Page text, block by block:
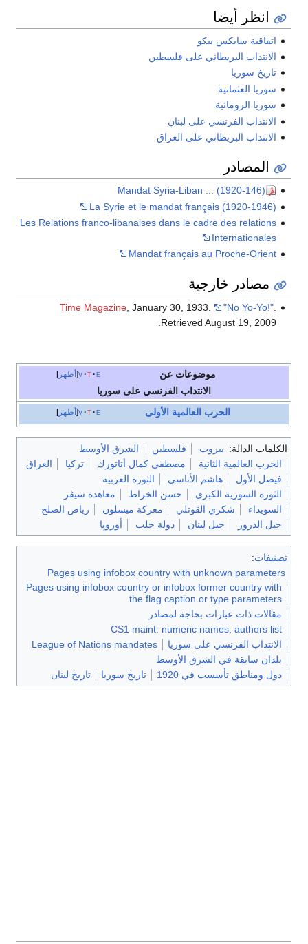
انظر أيضا
اتفاقية سايكس بيكو
الانتداب البريطاني على فلسطين
تاريخ سوريا
سوريا العثمانية
سوريا الرومانية
الانتداب الفرنسي على لبنان
الانتداب البريطاني على العراق
المصادر
Mandat Syria-Liban ... (1920-146)
La Syrie et le mandat français (1920-1946)
Les Relations franco-libanaises dans le cadre des relations
Internationales
Mandat français au Proche-Orient
مصادر خارجية
Time Magazine, January 30, 1933. "No Yo-Yo!".
Retrieved August 19, 2009
أظهر v t e
موضوعات عن
الانتداب الفرنسي على سوريا
أظهر v t e الحرب العالمية الأولى
الكلمات الدالة: بيروت فلسطين
الشرق الأوسط
الحرب العالمية الثانية
مصطفى كمال أتاتورك تركيا
العراق
فيصل الأول
هاشم الأتاسي
الثورة العربية
الثورة السورية الكبرى
حسن الخراط
معاهدة سيڤر
السويداء
شكري القوتلي معركة ميسلون
رياض الصلح
جبل الدروز
جبل لبنان دولة حلب أوروپا
تصنيفات:
Pages using infobox country with unknown parameters
Pages using infobox country or infobox former country with
the flag caption or type parameters
مقالات ذات عبارات بحاجة لمصادر
CS1 maint: numeric names: authors list
الانتداب الفرنسي على سوريا
League of Nations mandates
بلدان سابقة في الشرق الأوسط
دول ومناطق تأسست في 1920
تاريخ سوريا تاريخ لبنان